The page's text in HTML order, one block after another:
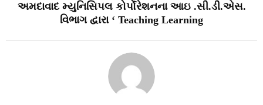
અમદાવાદ મ્યુનિસિપલ કોર્પોરેશનના આઇ .સી.ડી.એસ.
વિભાગ દ્વારા ‘ Teaching Learning